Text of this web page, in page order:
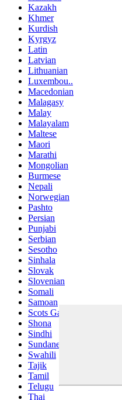
Kazakh
Khmer
Kurdish
Kyrgyz
Latin
Latvian
Lithuanian
Luxembou..
Macedonian
Malagasy
Malay
Malayalam
Maltese
Maori
Marathi
Mongolian
Burmese
Nepali
Norwegian
Pashto
Persian
Punjabi
Serbian
Sesotho
Sinhala
Slovak
Slovenian
Somali
Samoan
Scots Gaelic
Shona
Sindhi
Sundanese
Swahili
Tajik
Tamil
Telugu
Thai